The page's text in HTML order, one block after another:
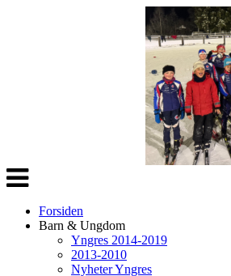
Veksle
navigasjon
Forsiden
Barn & Ungdom
Yngres 2014-2019
2013-2010
Nyheter Yngres